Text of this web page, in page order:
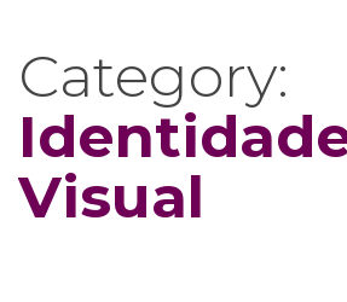
Category:
Visual